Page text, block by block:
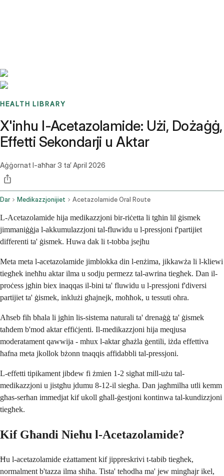
HEALTH LIBRARY
X'inhu l-Acetazolamide: Użi, Dożaġġ,
Effetti Sekondarji u Aktar
Aġġornat l-aħħar3 ta’ April 2026
Dar Medikazzjonijiet Acetazolamide Oral Route
L-Acetazolamide hija medikazzjoni bir-riċetta li tgħin lil ġismek
jimmaniġġja l-akkumulazzjoni tal-fluwidu u l-pressjoni f'partijiet
differenti ta' ġismek. Huwa dak li t-tobba jsejħu
Meta meta l-acetazolamide jimblokka din l-enżima, jikkawża li l-kliewi
tiegħek ineħħu aktar ilma u sodju permezz tal-awrina tiegħek. Dan il-
proċess jgħin biex inaqqas il-bini ta' fluwidu u l-pressjoni f'diversi
partijiet ta' ġismek, inklużi għajnejk, moħħok, u tessuti oħra.
Aħseb fih bħala li jgħin lis-sistema naturali ta' drenaġġ ta' ġismek
taħdem b'mod aktar effiċjenti. Il-medikazzjoni hija meqjusa
moderatament qawwija - mhux l-aktar għażla ġentili, iżda effettiva
ħafna meta jkollok bżonn tnaqqis affidabbli tal-pressjoni.
L-effetti tipikament jibdew fi żmien 1-2 sigħat mill-użu tal-
medikazzjoni u jistgħu jdumu 8-12-il siegħa. Dan jagħmilha utli kemm
għas-serħan immedjat kif ukoll għall-ġestjoni kontinwa tal-kundizzjoni
tiegħek.
Kif Għandi Nieħu l-Acetazolamide?
Ħu l-acetazolamide eżattament kif jippreskrivi t-tabib tiegħek,
normalment b'tazza ilma sħiħa. Tista' teħodha ma' jew mingħajr ikel,